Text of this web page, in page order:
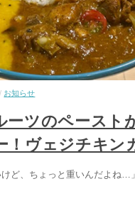
/ お知らせ
ーツのペースト
！ヴェジチキン
けど、ちょっと重いんだよね…